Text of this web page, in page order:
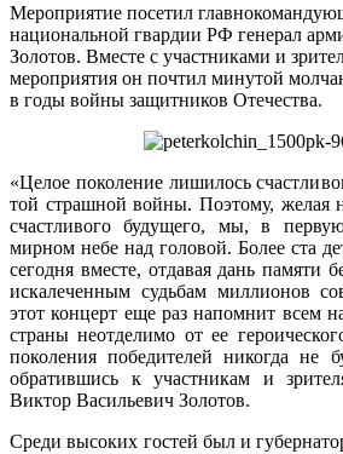
Мероприятие посетил
национальной гвардии РФ генерал
Золотов. Вместе с участниками и
мероприятия он почтил минутой
в годы войны защитников Отечества.
«Целое поколение лишилось
той страшной войны. Поэтому, желая
счастливого будущего, мы, в
мирном небе над головой. Более ста
сегодня вместе, отдавая дань памяти
искалеченным судьбам миллионов
этот концерт еще раз напомнит всем
страны неотделимо от ее
поколения победителей никогда не
обратившись к участникам и
Виктор Васильевич Золотов.
Среди высоких гостей был и